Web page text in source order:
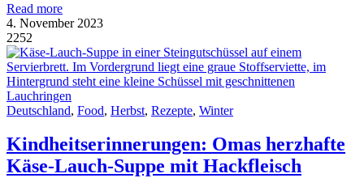
Read more
4. November 2023
2252
Deutschland, Food, Herbst, Rezepte, Winter
Kindheitserinnerungen: Omas herzhafte
Käse-Lauch-Suppe mit Hackfleisch